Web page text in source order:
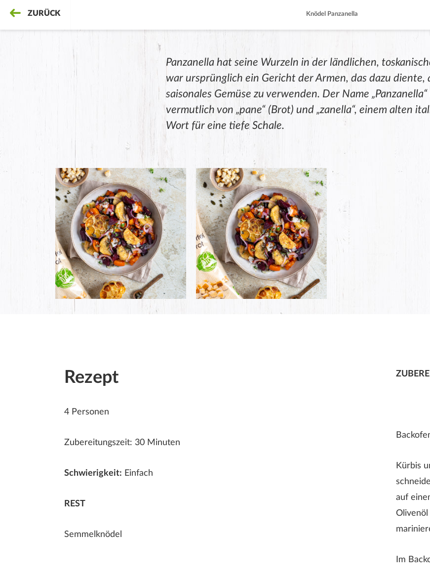
ZURÜCK Knödel Panzanella
Panzanella hat seine Wurzeln in der ländlichen,
war ursprünglich ein Gericht der Armen, das dazu diente,
saisonales Gemüse zu verwenden. Der Name
vermutlich von „pane“ (Brot) und „zanella“, einem alten
Wort für eine tiefe Schale.
Rezept
4 Personen
Zubereitungszeit: 30 Minuten
Schwierigkeit: Einfach
REST
Semmelknödel
Kürbis
auf
Olivenöl
Im